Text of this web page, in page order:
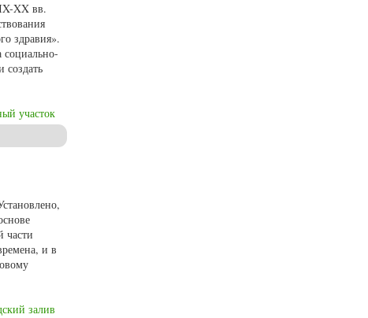
XX вв.
здравия».
социально-
создать
участок
части
и в
залив